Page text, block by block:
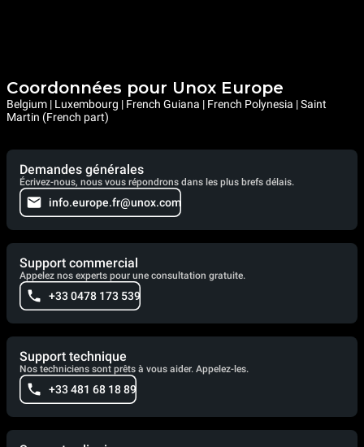
Coordonnées pour Unox Europe
Belgium | Luxembourg | French Guiana | French Polynesia | Saint
Martin (French part)
Demandes générales
Écrivez-nous, nous vous répondrons dans les plus brefs délais.
info.europe.fr@unox.com
Support commercial
Appelez nos experts pour une consultation gratuite.
+33 0478 173 539
Support technique
Nos techniciens sont prêts à vous aider. Appelez-les.
+33 481 68 18 89